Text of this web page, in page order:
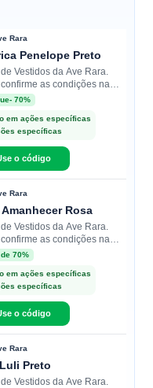
Rara
Penelope Preto
Vestidos da Ave Rara.
as condições na
70%
em ações específicas
específicas
o código
Rara
Rosa
Vestidos da Ave Rara.
as condições na
70%
em ações específicas
específicas
o código
Rara
Preto
Vestidos da Ave Rara.